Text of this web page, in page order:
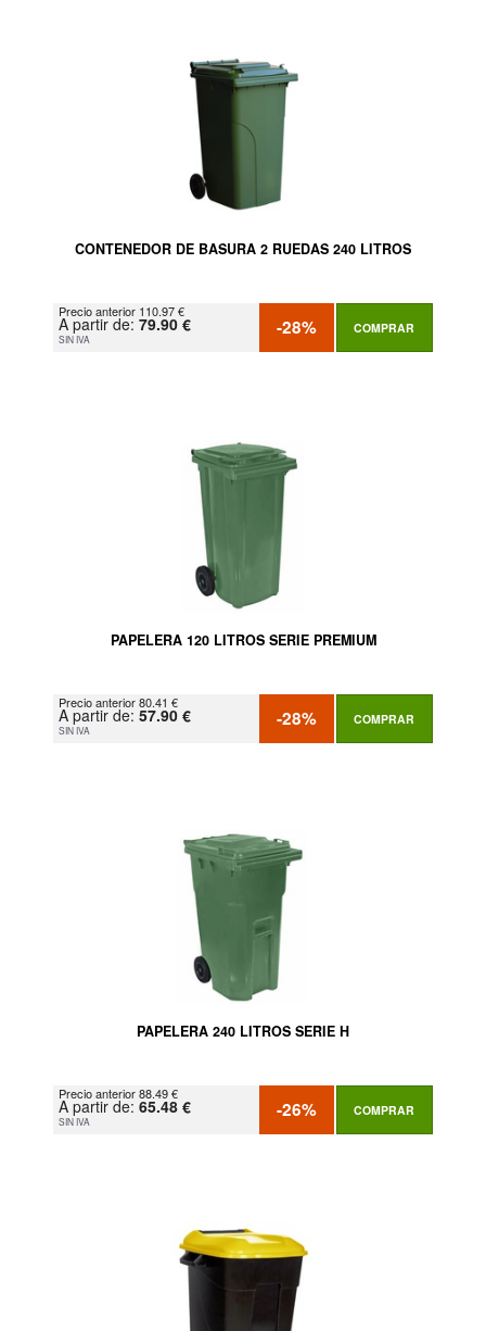
CONTENEDOR DE BASURA 2 RUEDAS 240 LITROS
Precio anterior 110.97 €
A partir de: 79.90 €
SIN IVA -28% COMPRAR
PAPELERA 120 LITROS SERIE PREMIUM
Precio anterior 80.41 €
A partir de: 57.90 €
SIN IVA -28% COMPRAR
PAPELERA 240 LITROS SERIE H
Precio anterior 88.49 €
A partir de: 65.48 €
SIN IVA -26% COMPRAR